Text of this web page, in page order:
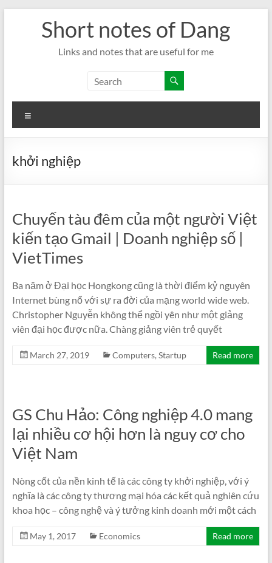
Short notes of Dang
Links and notes that are useful for me
khởi nghiệp
Chuyến tàu đêm của một người Việt
kiến tạo Gmail | Doanh nghiệp số |
VietTimes
Ba năm ở Đại học Hongkong cũng là thời điểm kỷ nguyên
Internet bùng nổ với sự ra đời của mạng world wide web.
Christopher Nguyễn không thể ngồi yên như một giảng
viên đại học được nữa. Chàng giảng viên trẻ quyết
March 27, 2019 Computers, Startup Read more
GS Chu Hảo: Công nghiệp 4.0 mang
lại nhiều cơ hội hơn là nguy cơ cho
Việt Nam
Nòng cốt của nền kinh tế là các công ty khởi nghiệp, với ý
nghĩa là các công ty thương mại hóa các kết quả nghiên cứu
khoa học – công nghệ và ý tưởng kinh doanh mới một cách
May 1, 2017 Economics Read more